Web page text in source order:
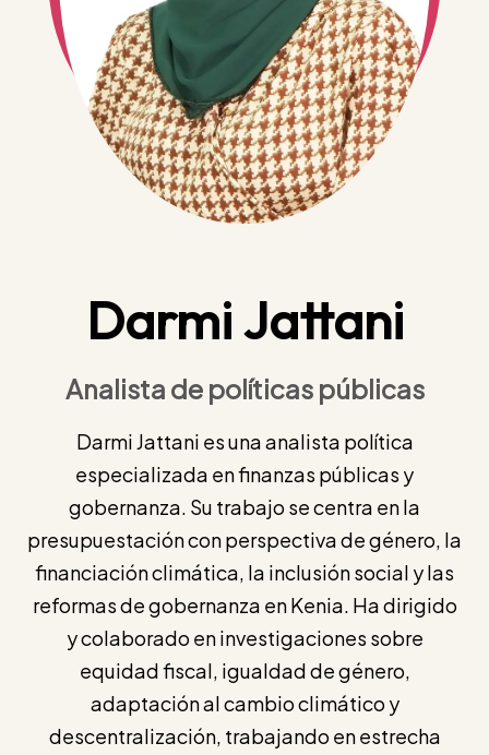
Darmi Jattani
Analista de políticas públicas
Darmi Jattani es una analista política
especializada en finanzas públicas y
gobernanza. Su trabajo se centra en la
presupuestación con perspectiva de género, la
financiación climática, la inclusión social y las
reformas de gobernanza en Kenia. Ha dirigido
y colaborado en investigaciones sobre
equidad fiscal, igualdad de género,
adaptación al cambio climático y
descentralización, trabajando en estrecha